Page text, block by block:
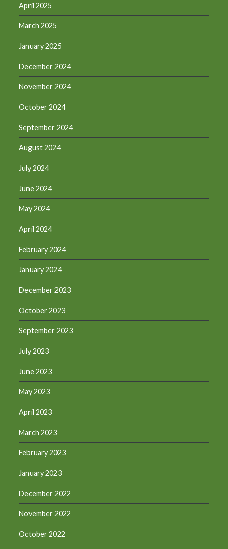
April 2025
March 2025
January 2025
December 2024
November 2024
October 2024
September 2024
August 2024
July 2024
June 2024
May 2024
April 2024
February 2024
January 2024
December 2023
October 2023
September 2023
July 2023
June 2023
May 2023
April 2023
March 2023
February 2023
January 2023
December 2022
November 2022
October 2022